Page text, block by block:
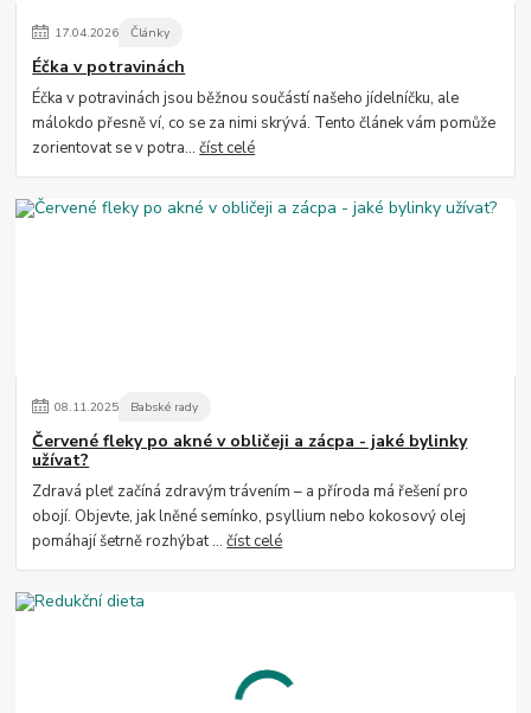
17.04.2026 Články
Éčka v potravinách
Éčka v potravinách jsou běžnou součástí našeho jídelníčku, ale
málokdo přesně ví, co se za nimi skrývá. Tento článek vám pomůže
zorientovat se v potra...číst celé
08.11.2025 Babské rady
Červené fleky po akné v obličeji a zácpa - jaké bylinky
užívat?
Zdravá pleť začíná zdravým trávením – a příroda má řešení pro
obojí. Objevte, jak lněné semínko, psyllium nebo kokosový olej
pomáhají šetrně rozhýbat ...číst celé